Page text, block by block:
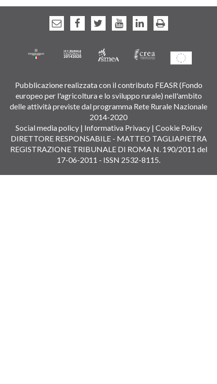
Pubblicazione realizzata con il contributo FEASR (Fondo
europeo per l'agricoltura e lo sviluppo rurale) nell'ambito
delle attività previste dal programma Rete Rurale Nazionale
2014-2020
Social media policy| Informativa Privacy| Cookie Policy
DIRETTORE RESPONSABILE - MATTEO TAGLIAPIETRA
REGISTRAZIONE TRIBUNALE DI ROMA N. 190/2011 del
17-06-2011 - ISSN 2532-8115.